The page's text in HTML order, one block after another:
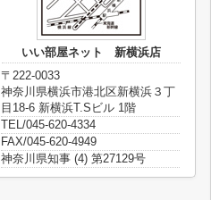
いい部屋ネット 新横浜店
〒222-0033
神奈川県横浜市港北区新横浜３丁
目18-6 新横浜T.Sビル 1階
TEL/045-620-4334
FAX/045-620-4949
神奈川県知事 (4) 第27129号